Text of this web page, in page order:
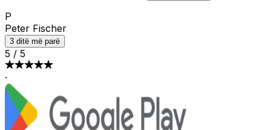
P
Peter Fischer
3 ditë më parë
5 / 5
·